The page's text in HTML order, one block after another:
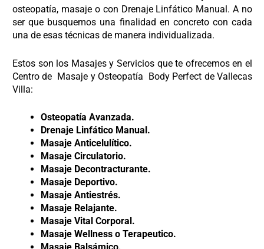
osteopatía, masaje o con Drenaje Linfático Manual. A no
ser que busquemos una finalidad en concreto con cada
una de esas técnicas de manera individualizada.
Estos son los Masajes y Servicios que te ofrecemos en el
Centro de Masaje y Osteopatía Body Perfect de Vallecas
Villa:
Osteopatía Avanzada.
Drenaje Linfático Manual.
Masaje Anticelulítico.
Masaje Circulatorio.
Masaje Decontracturante.
Masaje Deportivo.
Masaje Antiestrés.
Masaje Relajante.
Masaje Vital Corporal.
Masaje Wellness o Terapeutico.